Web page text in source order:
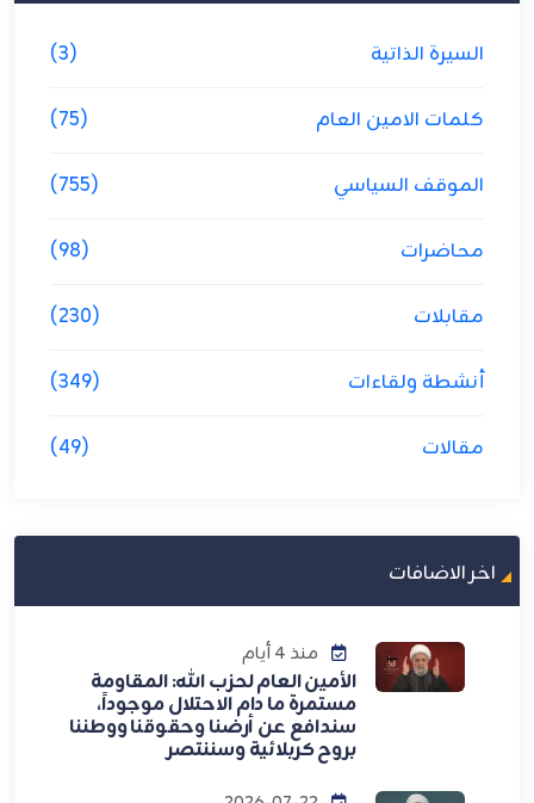
السيرة الذاتية (3)
كلمات الامين العام (75)
الموقف السياسي (755)
محاضرات (98)
مقابلات (230)
أنشطة ولقاءات (349)
مقالات (49)
اخر الاضافات
منذ 4 أيام
الأمين العام لحزب الله: المقاومة
مستمرة ما دام الاحتلال موجوداً،
سندافع عن أرضنا وحقوقنا ووطننا
بروح كربلائية وسننتصر